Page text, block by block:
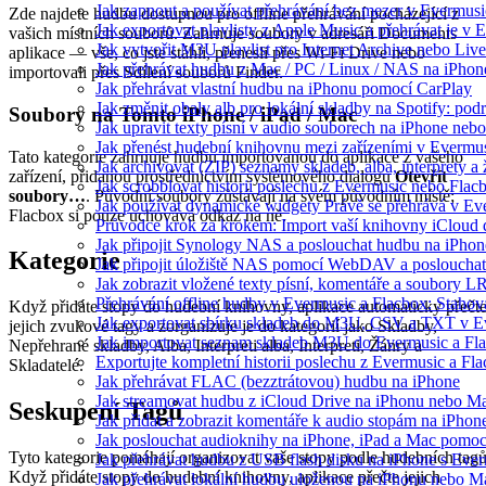
Jak zapnout a používat přehrávání bez mezer v
Jak exportovat playlisty z Apple Music a přehrávat je v
Jak vytvořit M3U playlist pro Internet Archive nebo
Jak přehrávat hudbu z Mac / PC / Linux / NAS na
Jak přehrávat vlastní hudbu na iPhonu pomocí CarPlay
Jak změnit obaly alb pro lokální skladby na Spotify:
Jak upravit texty písní v audio souborech na iPhone
Jak přenést hudební knihovnu mezi zařízeními v
Jak archivovat (ZIP) seznamy skladeb, alba, interprety
Jak scrobblovat historii poslechu z Evermusic nebo
Jak používat dynamické widgety Právě se přehrává v
Průvodce krok za krokem: Import vaší knihovny iCloud
Jak připojit Synology NAS a poslouchat hudbu na
Jak připojit úložiště NAS pomocí WebDAV a
Jak zobrazit vložené texty písní, komentáře a soubory
Přehrávání offline hudby v Evermusic a Flacbox:
Jak exportovat sbírku skladeb do M3U, CSV a TXT v
Jak importovat seznam skladeb M3U do Evermusic a
Exportujte kompletní historii poslechu z Evermusic a
Jak přehrávat FLAC (bezztrátovou) hudbu na iPhone
Jak streamovat hudbu z iCloud Drive na iPhonu nebo
Jak přidat a zobrazit komentáře k audio stopám na
Jak poslouchat audioknihy na iPhone, iPad a Mac
Jak přehrávat hudbu z USB flash disku na iPhone s
Jak přehrávat lokální hudbu uloženou na iPhonu nebo
Zde najdete hudbu dostupnou pro offline přehrávání pocházející z
vašich místních souborů. Zahrnuje soubory v adresáři Documents
aplikace — vše, co jste stáhli, přenesli přes Wi-Fi Drive nebo
importovali přes Sdílení souborů Finder.
Soubory na Tomto iPhone / iPad / Mac
Tato kategorie zahrnuje hudbu importovanou do aplikace z vašeho
zařízení, přidanou prostřednictvím systémového dialoguOtevřít
soubory…. Původní soubory zůstávají na svém původním místě;
Flacbox si pouze uchovává odkaz na ně.
Kategorie
Když přidáte stopy do hudební knihovny, aplikace automaticky přečte
jejich zvukové tagy a zorganizuje je do kategorií jako Skladby,
Nepřehrané skladby, Alba, Interpreti alba, Interpreti, Žánry a
Skladatelé.
Seskupení Tagů
Tyto kategorie pomáhají organizovat vaše stopy podle hudebních
Když přidáte stopy do hudební knihovny, aplikace přečte jejich